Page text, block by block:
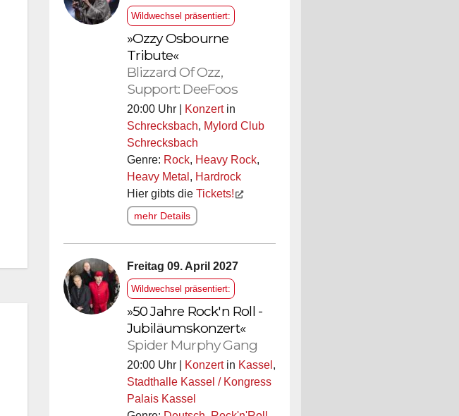
Wildwechsel präsentiert:
»Ozzy Osbourne
Tribute«
Blizzard Of Ozz,
Support: DeeFoos
20:00 Uhr | Konzertin
Schrecksbach, Mylord Club
Schrecksbach
Genre: Rock, Heavy Rock,
Heavy Metal , Hardrock
Hier gibts die Tickets!
mehr Details
Freitag 09. April 2027
Wildwechsel präsentiert:
»50 Jahre Rock'n Roll -
Jubiläumskonzert«
Spider Murphy Gang
20:00 Uhr | Konzertin Kassel ,
Stadthalle Kassel / Kongress
Palais Kassel